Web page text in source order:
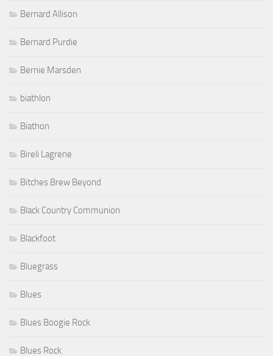
Bernard Allison
Bernard Purdie
Bernie Marsden
biathlon
Biathon
Bireli Lagrene
Bitches Brew Beyond
Black Country Communion
Blackfoot
Bluegrass
Blues
Blues Boogie Rock
Blues Rock